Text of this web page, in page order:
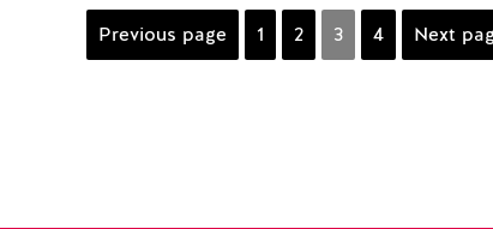
Posts
navigation
Previous page Page
1 Page
2 Page
3 Page
4 Next